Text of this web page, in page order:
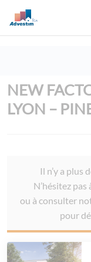
NEW
LYON –
Il n’y a plus
N’hésitez
ou à consulter
pour